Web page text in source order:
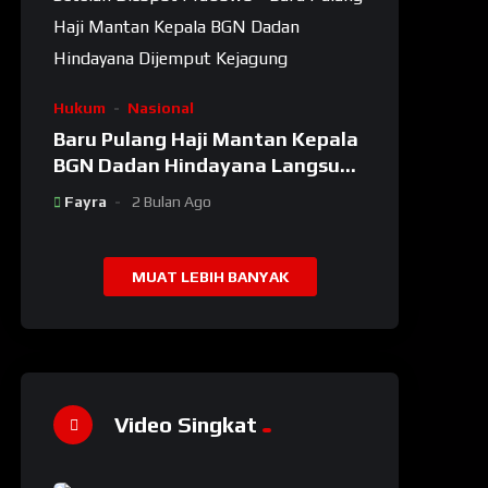
Hukum Nasional
Baru Pulang Haji Mantan Kepala
BGN Dadan Hindayana Langsung
Dijemput Kejagung Setelah
Dicopot Prabowo
Fayra 2 Bulan Ago
MUAT LEBIH BANYAK
Video Singkat